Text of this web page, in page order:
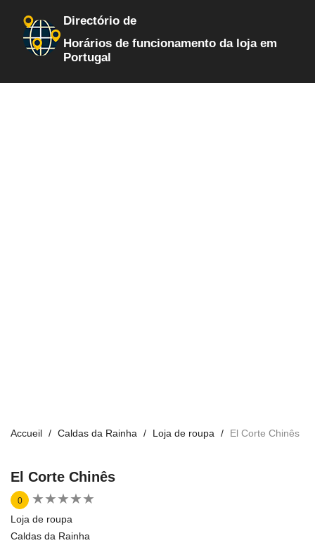
Directório de
Horários de funcionamento da loja em
Portugal
Accueil Caldas da Rainha Loja de roupa El Corte Chinês
El Corte Chinês
0 ★★★★★
★★★★★
Loja de roupa
Caldas da Rainha